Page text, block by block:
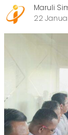
Maruli
22